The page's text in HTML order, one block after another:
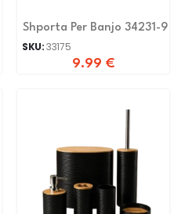
Shporta Per Banjo 34231-9
SKU:33175
9.99 €